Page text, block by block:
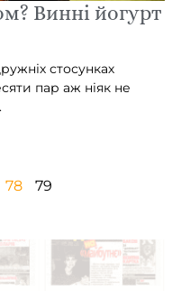
Винні йогурт
стосунках
пар аж ніяк не
78 79